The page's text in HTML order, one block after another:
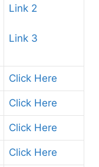
Link 2
Link 3
Click Here
Click Here
Click Here
Click Here